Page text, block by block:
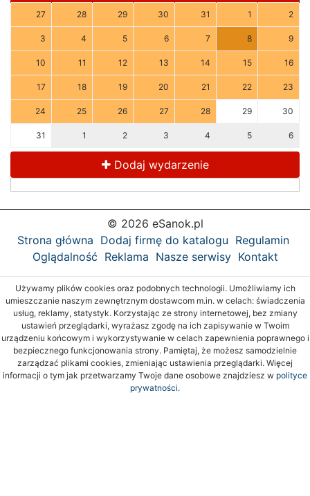
27 28 29 30 31 1 2
3 4 5 6 7 8 9
10 11 12 13 14 15 16
17 18 19 20 21 22 23
24 25 26 27 28 29 30
31 1 2 3 4 5 6
Dodaj wydarzenie
© 2026 eSanok.pl
Strona główna Dodaj firmę do katalogu Regulamin
Oglądalność Reklama Nasze serwisy Kontakt
Używamy plików cookies oraz podobnych technologii. Umożliwiamy ich
umieszczanie naszym zewnętrznym dostawcom m.in. w celach: świadczenia
usług, reklamy, statystyk. Korzystając ze strony internetowej, bez zmiany
ustawień przeglądarki, wyrażasz zgodę na ich zapisywanie w Twoim
urządzeniu końcowym i wykorzystywanie w celach zapewnienia poprawnego i
bezpiecznego funkcjonowania strony. Pamiętaj, że możesz samodzielnie
zarządzać plikami cookies, zmieniając ustawienia przeglądarki. Więcej
informacji o tym jak przetwarzamy Twoje dane osobowe znajdziesz w polityce
prywatności.